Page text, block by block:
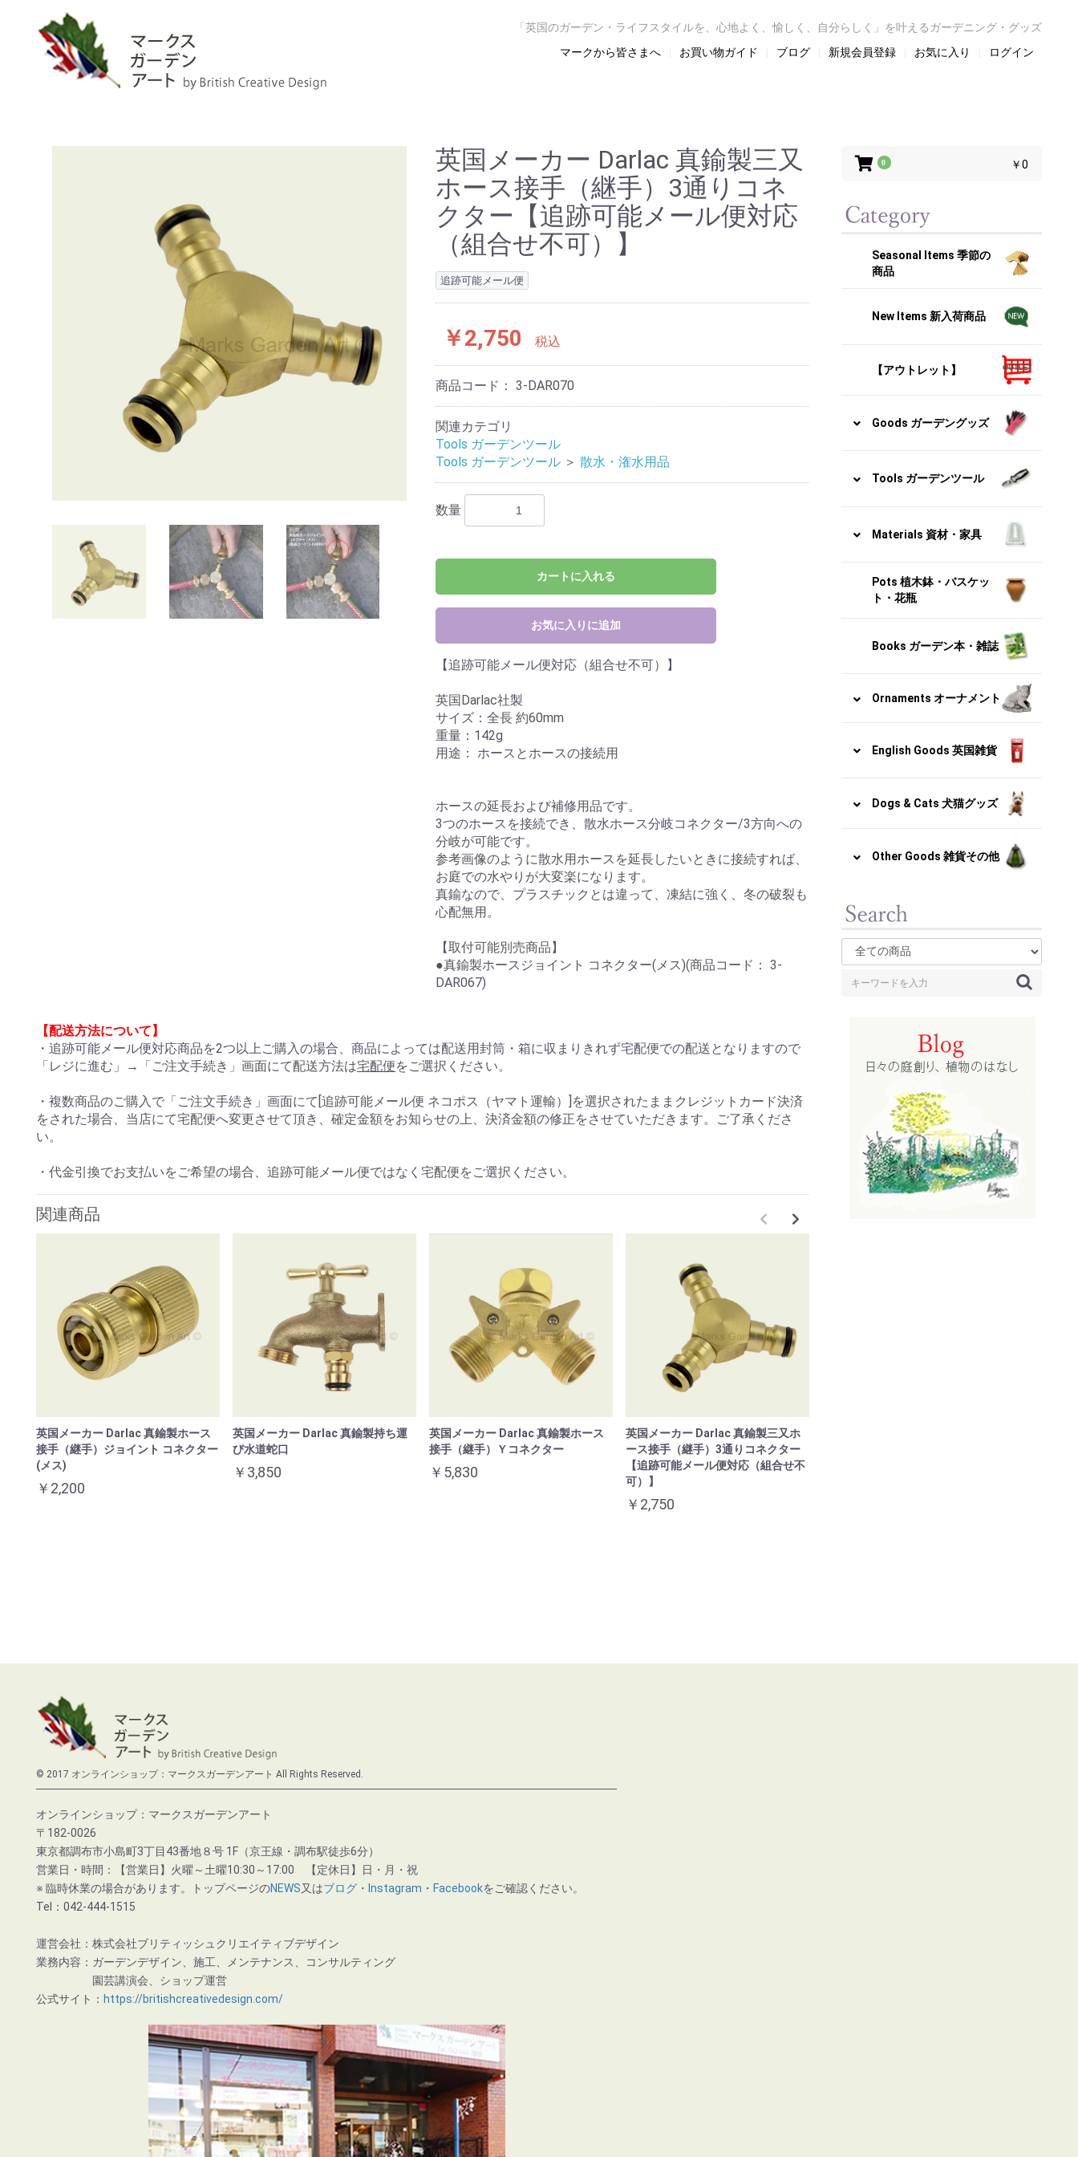
「英国のガーデン・ライフスタイルを、心地よく、愉しく、自分らしく」を叶えるガーデニング・グッズ
マークから皆さまへ
お買い物ガイド ブログ 新規会員登録 お気に入り ログイン
英国メーカー Darlac 真鍮製三又
ホース接手（継手）3通りコネ
クター【追跡可能メール便対応
（組合せ不可）】
追跡可能メール便
￥2,750 税込
商品コード： 3-DAR070
関連カテゴリ
Tools ガーデンツール
Tools ガーデンツール ＞ 散水・潅水用品
数量
カートに入れる
お気に入りに追加
【追跡可能メール便対応（組合せ不可）】
英国Darlac社製
サイズ：全長 約60mm
重量：142g
用途： ホースとホースの接続用
ホースの延長および補修用品です。
3つのホースを接続でき、散水ホース分岐コネクター/3方向への
分岐が可能です。
参考画像のように散水用ホースを延長したいときに接続すれば、
お庭での水やりが大変楽になります。
真鍮なので、プラスチックとは違って、凍結に強く、冬の破裂も
心配無用。
【取付可能別売商品】
●真鍮製ホースジョイント コネクター(メス)(商品コード： 3-
DAR067)
【配送方法について】
・追跡可能メール便対応商品を2つ以上ご購入の場合、商品によっては配送用封筒・箱に収まりきれず宅配便での配送となりますので
「レジに進む」→「ご注文手続き」画面にて配送方法は宅配便をご選択ください。
・複数商品のご購入で「ご注文手続き」画面にて[追跡可能メール便 ネコポス（ヤマト運輸）]を選択されたままクレジットカード決済
をされた場合、当店にて宅配便へ変更させて頂き、確定金額をお知らせの上、決済金額の修正をさせていただきます。ご了承くださ
い。
・代金引換でお支払いをご希望の場合、追跡可能メール便ではなく宅配便をご選択ください。
関連商品
英国メーカー Darlac 真鍮製ホース
接手（継手）ジョイント コネクター
(メス)
￥2,200
英国メーカー Darlac 真鍮製持ち運
び水道蛇口
￥3,850
英国メーカー Darlac 真鍮製ホース
接手（継手）Ｙコネクター
￥5,830
英国メーカー Darlac 真鍮製三又ホ
ース接手（継手）3通りコネクター
【追跡可能メール便対応（組合せ不
可）】
￥2,750
0 ￥0
Seasonal Items 季節の
商品
New Items 新入荷商品
【アウトレット】
Goods ガーデングッズ
Tools ガーデンツール
Materials 資材・家具
Pots 植木鉢・バスケッ
ト・花瓶
Books ガーデン本・雑誌
Ornaments オーナメント
English Goods 英国雑貨
Dogs & Cats 犬猫グッズ
Other Goods 雑貨その他
© 2017 オンラインショップ：マークスガーデンアート All Rights Reserved.
オンラインショップ：マークスガーデンアート
〒182-0026
東京都調布市小島町3丁目43番地８号 1F（京王線・調布駅徒歩6分）
営業日・時間：【営業日】火曜～土曜10:30～17:00 【定休日】日・月・祝
※ 臨時休業の場合があります。トップページのNEWS又はブログ ・ Instagram ・ Facebookをご確認ください。
Tel：042-444-1515
運営会社：株式会社ブリティッシュクリエイティブデザイン
業務内容：ガーデンデザイン、施工、メンテナンス、コンサルティング
園芸講演会、ショップ運営
公式サイト： https://britishcreativedesign.com/